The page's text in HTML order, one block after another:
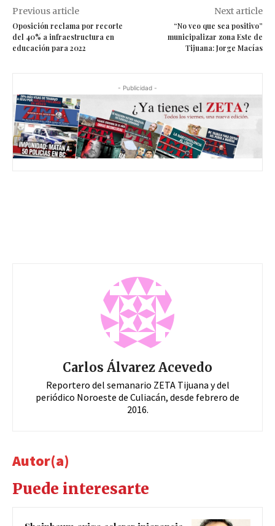
Previous article
Oposición reclama por recorte
del 40% a infraestructura en
educación para 2022
Next article
“No veo que sea positivo”
municipalizar zona Este de
Tijuana: Jorge Macías
- Publicidad -
Carlos Álvarez Acevedo
Reportero del semanario ZETA Tijuana y del
periódico Noroeste de Culiacán, desde febrero de
2016.
Autor(a)
Puede interesarte